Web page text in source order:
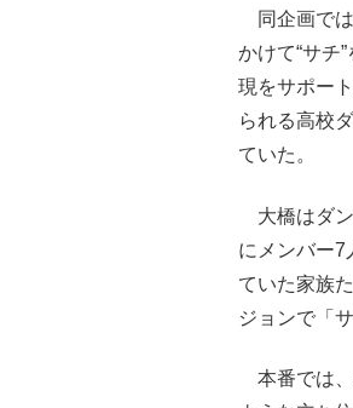
同企画では
かけて“サチ
現をサポー
られる高校
ていた。
大橋はダン
にメンバー7
ていた家族
ジョンで「
本番では、